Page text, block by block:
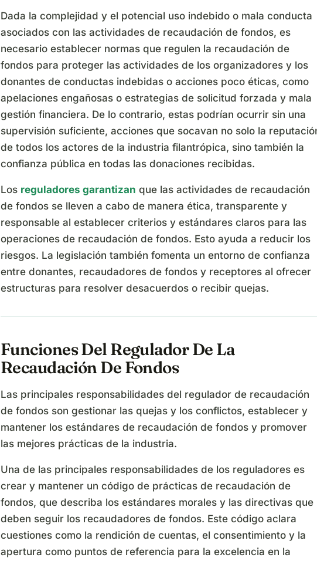
Dada la complejidad y el potencial uso indebido o mala conducta
asociados con las actividades de recaudación de fondos, es
necesario establecer normas que regulen la recaudación de
fondos para proteger las actividades de los organizadores y los
donantes de conductas indebidas o acciones poco éticas, como
apelaciones engañosas o estrategias de solicitud forzada y mala
gestión financiera. De lo contrario, estas podrían ocurrir sin una
supervisión suficiente, acciones que socavan no solo la
de todos los actores de la industria filantrópica, sino también la
confianza pública en todas las donaciones recibidas.
Los reguladores garantizan que las actividades de recaudación
de fondos se lleven a cabo de manera ética, transparente y
responsable al establecer criterios y estándares claros para las
operaciones de recaudación de fondos. Esto ayuda a reducir los
riesgos. La legislación también fomenta un entorno de confianza
entre donantes, recaudadores de fondos y receptores al ofrecer
estructuras para resolver desacuerdos o recibir quejas.
Funciones Del Regulador De La
Recaudación De Fondos
Las principales responsabilidades del regulador de recaudación
de fondos son gestionar las quejas y los conflictos, establecer y
mantener los estándares de recaudación de fondos y promover
las mejores prácticas de la industria.
Una de las principales responsabilidades de los reguladores es
crear y mantener un código de prácticas de recaudación de
fondos, que describa los estándares morales y las directivas que
deben seguir los recaudadores de fondos. Este código aclara
cuestiones como la rendición de cuentas, el consentimiento y la
apertura como puntos de referencia para la excelencia en la